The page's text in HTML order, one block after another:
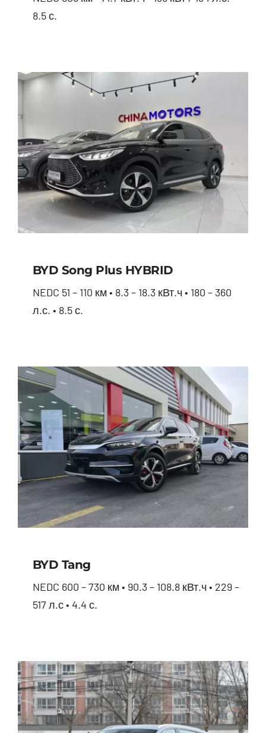
8.5 с.
BYD Song Plus HYBRID
NEDC 51 – 110 км • 8.3 – 18.3 кВт.ч • 180 – 360
л.с. • 8.5 с.
BYD Tang
NEDC 600 – 730 км • 90.3 – 108.8 кВт.ч • 229 –
517 л.с • 4.4 с.